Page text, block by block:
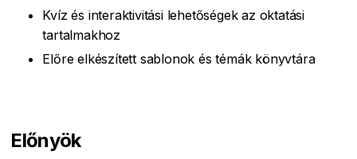
Kvíz és interaktivitási lehetőségek az oktatási
tartalmakhoz
Előre elkészített sablonok és témák könyvtára
Előnyök